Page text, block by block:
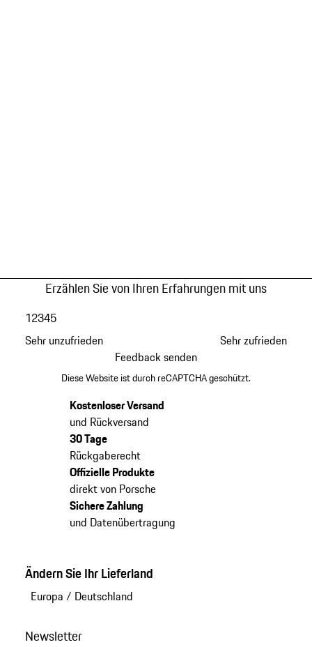
Erzählen Sie von Ihren Erfahrungen mit uns
Sehr unzufrieden
12345
Sehr zufrieden
Feedback senden
Diese Website ist durch reCAPTCHA geschützt.
Kostenloser Versand
und Rückversand
30 Tage
Rückgaberecht
Offizielle Produkte
direkt von Porsche
Sichere Zahlung
und Datenübertragung
Ändern Sie Ihr Lieferland
Europa / Deutschland
Newsletter